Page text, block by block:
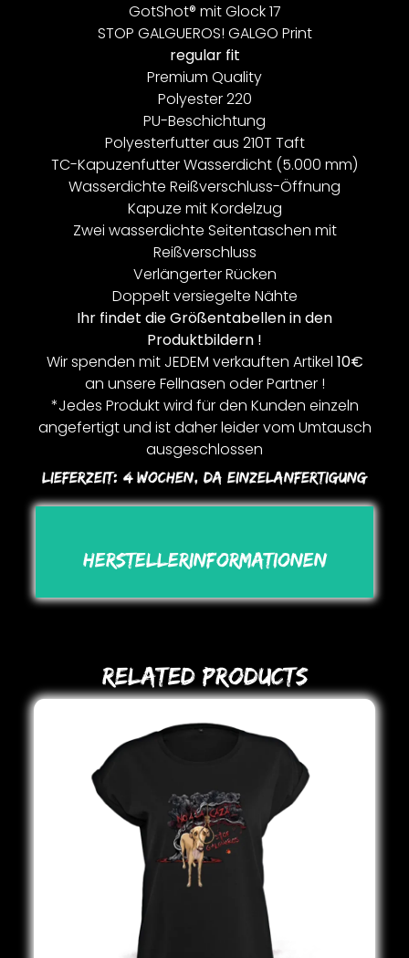
GotShot® mit Glock 17
STOP GALGUEROS! GALGO Print
regular fit
Premium Quality
Polyester 220
PU-Beschichtung
Polyesterfutter aus 210T Taft
TC-Kapuzenfutter Wasserdicht (5.000 mm)
Wasserdichte Reißverschluss-Öffnung
Kapuze mit Kordelzug
Zwei wasserdichte Seitentaschen mit
Reißverschluss
Verlängerter Rücken
Doppelt versiegelte Nähte
Ihr findet die Größentabellen in den
Produktbildern !
Wir spenden mit JEDEM verkauften Artikel 10€
an unsere Fellnasen oder Partner !
*Jedes Produkt wird für den Kunden einzeln
angefertigt und ist daher leider vom Umtausch
ausgeschlossen
Lieferzeit: 4 Wochen, Da Einzelanfertigung
Herstellerinformationen
Related Products